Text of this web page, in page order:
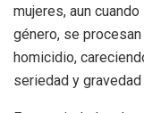
mujeres, aun
género, se
homicidio,
seriedad y